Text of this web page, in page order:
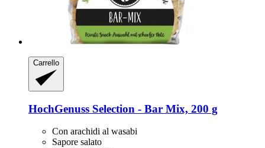
Carrello
HochGenuss Selection -​ Bar Mix, 200 g
Con arachidi al wasabi
Sapore salato